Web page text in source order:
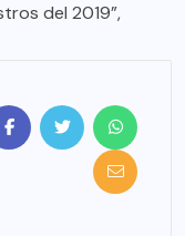
del 2019”,